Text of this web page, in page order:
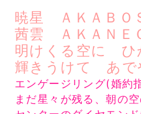
暁星 ＡＫＡＢＯ
茜雲 ＡＫＡＮＥ
明けくる空に ひ
輝きうけて あで
エンゲージリング(婚約
まだ星々が残る、朝の